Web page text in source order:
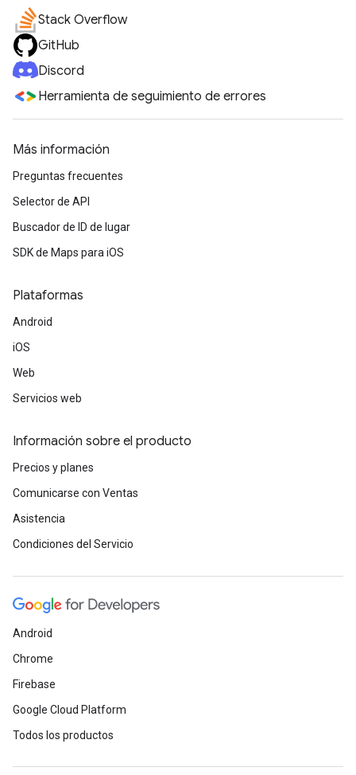
Stack Overflow
GitHub
Discord
Herramienta de seguimiento de errores
Más información
Preguntas frecuentes
Selector de API
Buscador de ID de lugar
SDK de Maps para iOS
Plataformas
Android
iOS
Web
Servicios web
Información sobre el producto
Precios y planes
Comunicarse con Ventas
Asistencia
Condiciones del Servicio
Android
Chrome
Firebase
Google Cloud Platform
Todos los productos